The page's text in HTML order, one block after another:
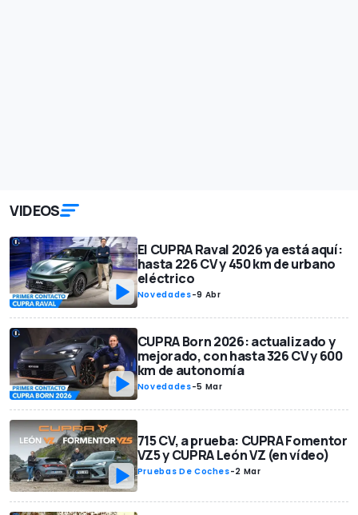
VIDEOS
El CUPRA Raval 2026 ya está aquí:
hasta 226 CV y 450 km de urbano
eléctrico
Novedades-9 Abr
CUPRA Born 2026: actualizado y
mejorado, con hasta 326 CV y 600
km de autonomía
Novedades-5 Mar
715 CV, a prueba: CUPRA Fomentor
VZ5 y CUPRA León VZ (en vídeo)
Pruebas De Coches-2 Mar